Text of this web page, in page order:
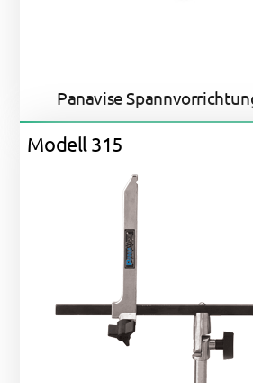
Panavise
Modell 315